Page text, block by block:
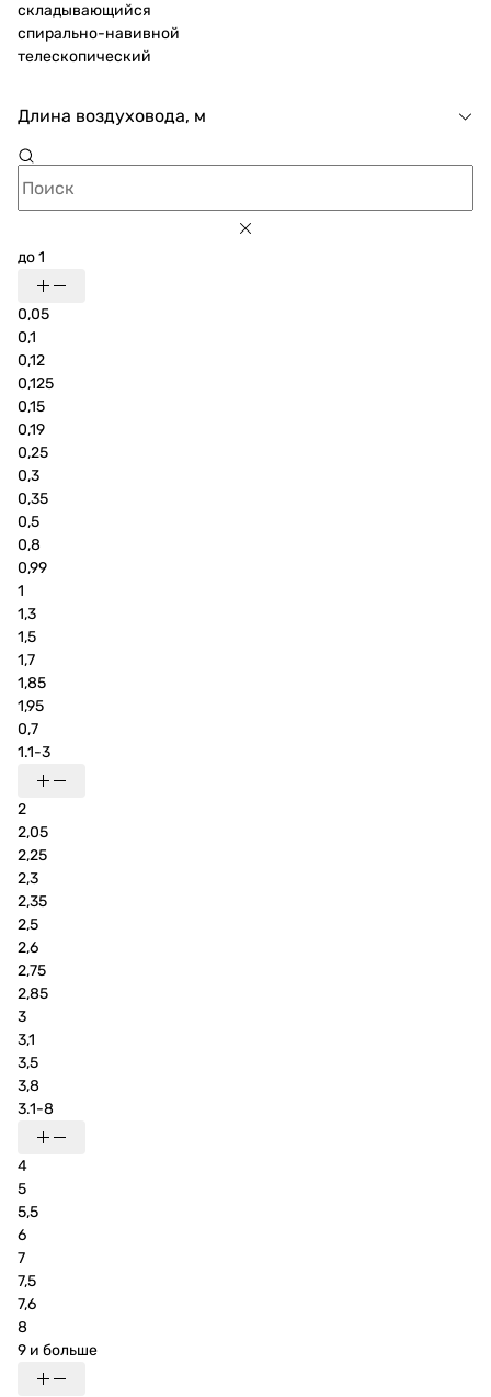
складывающийся
спирально-навивной
телескопический
Длина воздуховода, м
до 1
0,05
0,1
0,12
0,125
0,15
0,19
0,25
0,3
0,35
0,5
0,8
0,99
1
1,3
1,5
1,7
1,85
1,95
0,7
1.1-3
2
2,05
2,25
2,3
2,35
2,5
2,6
2,75
2,85
3
3,1
3,5
3,8
3.1-8
4
5
5,5
6
7
7,5
7,6
8
9 и больше